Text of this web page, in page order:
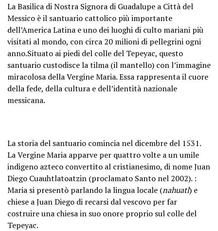
La Basilica di Nostra Signora di Guadalupe a Città del
Messico è il santuario cattolico più importante
dell’America Latina e uno dei luoghi di culto mariani più
visitati al mondo, con circa 20 milioni di pellegrini ogni
anno.Situato ai piedi del colle del Tepeyac, questo
santuario custodisce la tilma (il mantello) con l’immagine
miracolosa della Vergine Maria. Essa rappresenta il cuore
della fede, della cultura e dell’identità nazionale
messicana.
La storia del santuario comincia nel dicembre del 1531.
La Vergine Maria apparve per quattro volte a un umile
indigeno azteco convertito al cristianesimo, di nome Juan
Diego Cuauhtlatoatzin (proclamato Santo nel 2002). :
Maria si presentò parlando la lingua locale (nahuatl) e
chiese a Juan Diego di recarsi dal vescovo per far
costruire una chiesa in suo onore proprio sul colle del
Tepeyac.